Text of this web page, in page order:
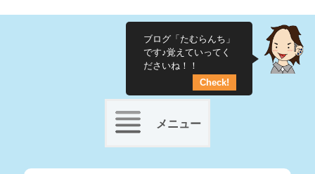
ブログ「たむらんち」
です♪覚えていってく
ださいね！！
Check!
メニュー
Skip